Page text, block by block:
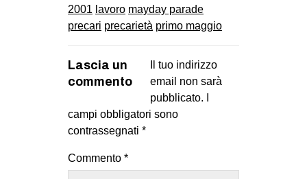
2001 lavoro mayday parade
precari precarietà primo maggio
Lascia un
commento
Il tuo indirizzo
email non sarà
pubblicato.
campi obbligatori sono
contrassegnati *
Commento *